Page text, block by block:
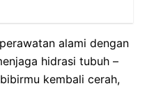
alami dengan
hidrasi tubuh –
kembali cerah,